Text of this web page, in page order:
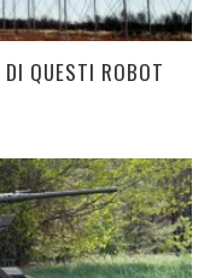
DI QUESTI ROBOT